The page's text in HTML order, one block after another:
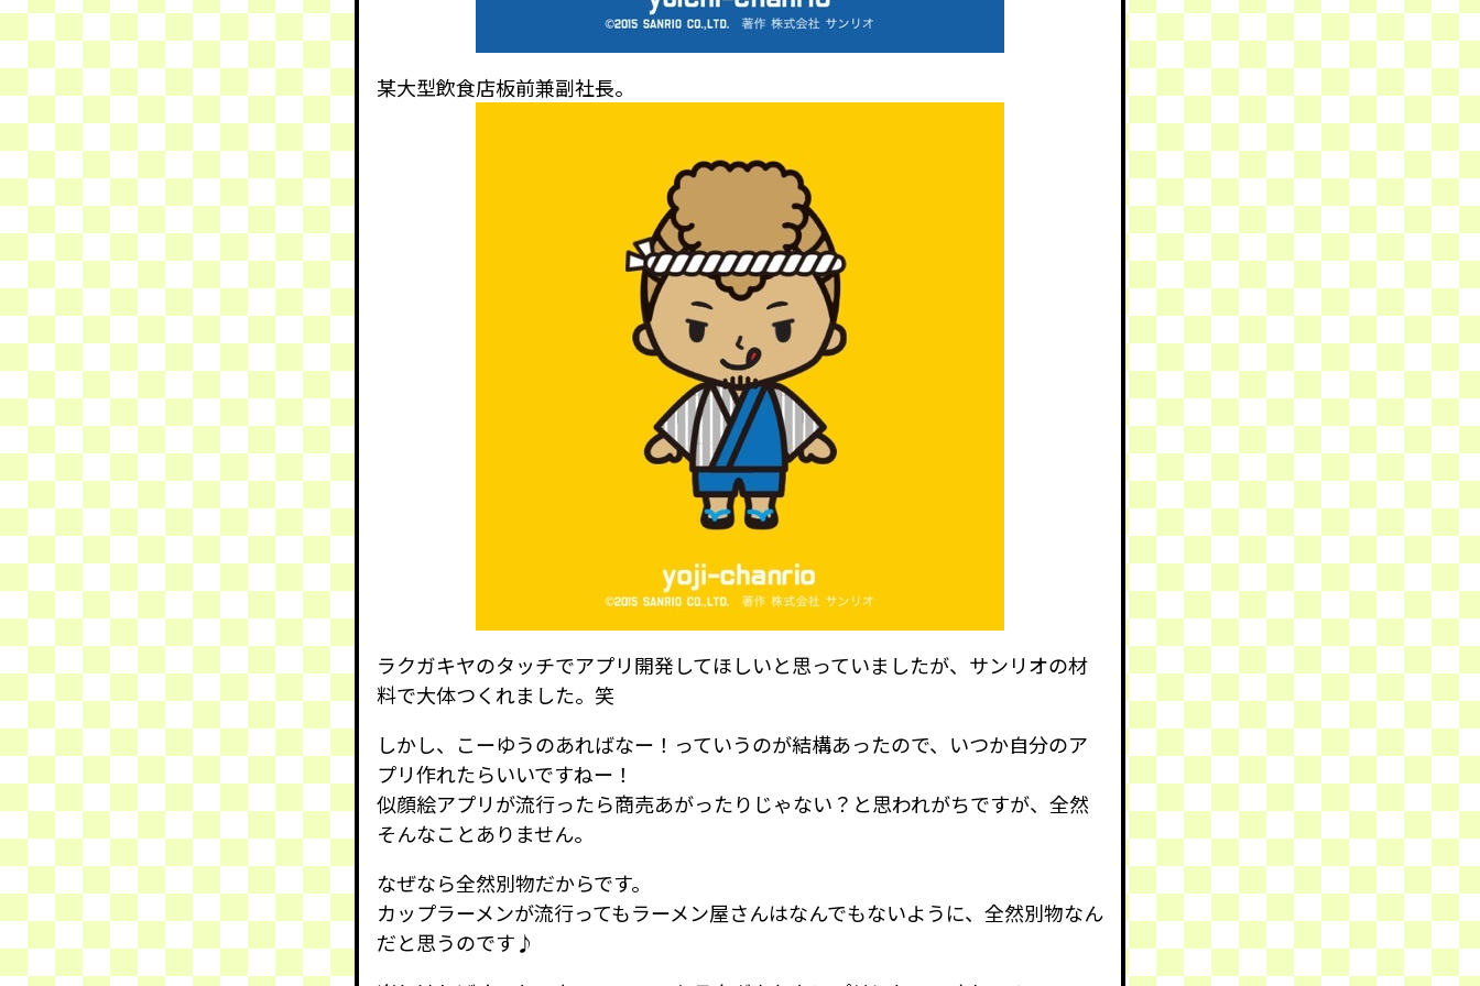
某大型飲食店板前兼副社長。
ラクガキヤのタッチでアプリ開発してほしいと思っていましたが、サンリオの材
料で大体つくれました。笑
しかし、こーゆうのあればなー！っていうのが結構あったので、いつか自分のア
プリ作れたらいいですねー！
似顔絵アプリが流行ったら商売あがったりじゃない？と思われがちですが、全然
そんなことありません。
なぜなら全然別物だからです。
カップラーメンが流行ってもラーメン屋さんはなんでもないように、全然別物なん
だと思うのです♪